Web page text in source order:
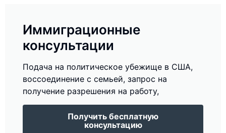
Иммиграционные
консультации
Подача на политическое убежище в США,
воссоединение с семьей, запрос на
получение разрешения на работу,
Получить бесплатную
консультацию